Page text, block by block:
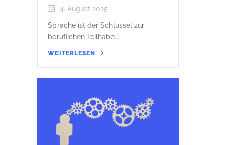
4. August 2025
Sprache ist der Schlüssel zur
beruflichen Teilhabe....
WEITERLESEN